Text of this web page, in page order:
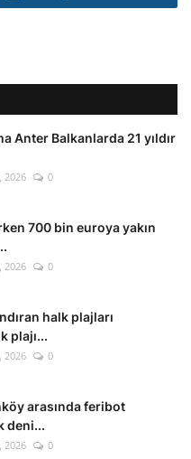
Anter Balkanlarda 21 yıldır
2026 0
700 bin euroya yakın
2026 0
halk plajları
plajı...
2026 0
arasında feribot
deni...
2026 0